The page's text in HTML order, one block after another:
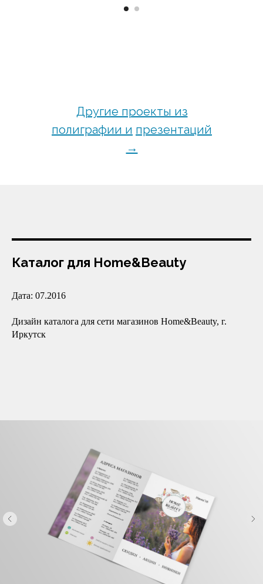
Другие проекты из
полиграфии и презентаций
→
Каталог для Home&Beauty
Дата: 07.2016
Дизайн каталога для сети магазинов Home&Beauty, г.
Иркутск